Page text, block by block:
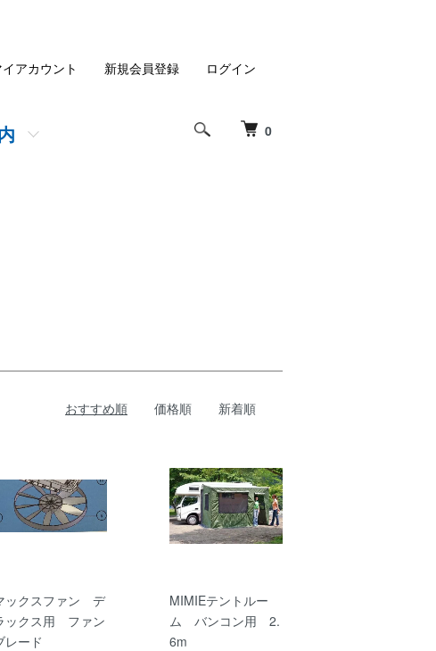
0
イアカウント 新規会員登録 ログイン
おすすめ順 価格順 新着順
ックスファン デ
ックス用 ファン
レード
MIMIEテントルー
ム バンコン用 2.
6m